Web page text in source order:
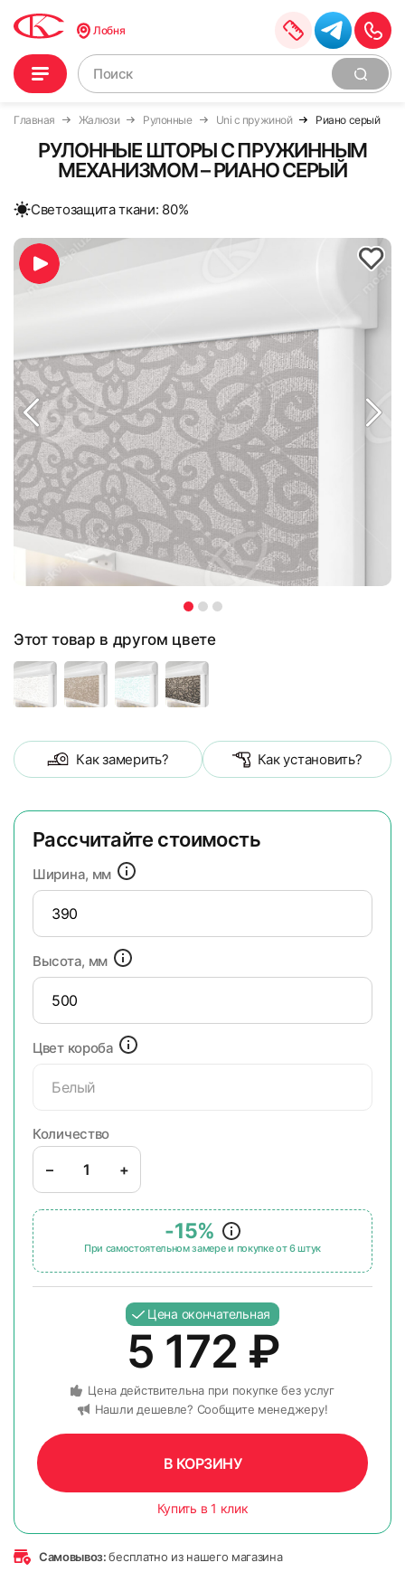
Лобня
Главная Жалюзи Рулонные Uni с пружиной Риано серый
РУЛОННЫЕ ШТОРЫ С ПРУЖИННЫМ
МЕХАНИЗМОМ – РИАНО СЕРЫЙ
Cветозащита ткани: 80%
Этот товар в другом цвете
Как замерить? Как установить?
Рассчитайте стоимость
Ширина, мм
Высота, мм
Цвет короба
Белый
Количество
– +
-15%
При самостоятельном замере и покупке от 6 штук
Цена окончательная
5 172 ₽
Цена действительна при покупке без услуг
Нашли дешевле? Сообщите менеджеру!
В КОРЗИНУ
Купить в 1 клик
Самовывоз:бесплатно из нашего магазина